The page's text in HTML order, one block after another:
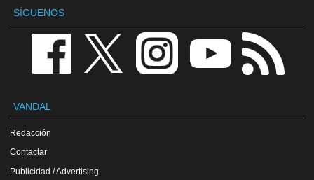
SÍGUENOS
VANDAL
Redacción
Contactar
Publicidad / Advertising